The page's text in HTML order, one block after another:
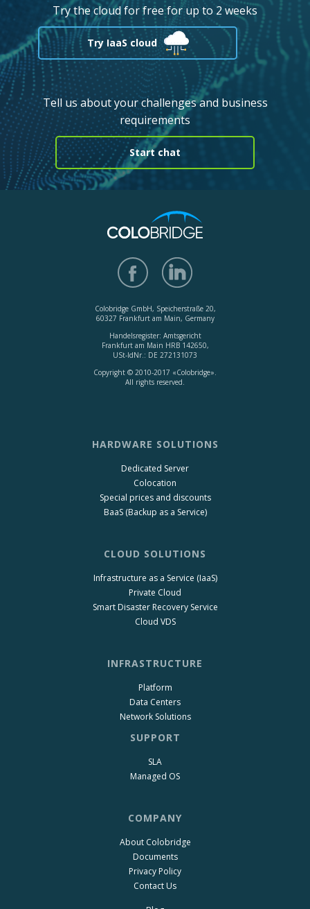
Try the cloud for free for up to 2 weeks
Try IaaS cloud
Tell us about your challenges and business
requirements
Start chat
Colobridge GmbH, Speicherstraße 20,
60327 Frankfurt am Main, Germany
Handelsregister: Amtsgericht
Frankfurt am Main HRB 142650,
USt-IdNr.: DE 272131073
Copyright © 2010-2017 «Colobridge».
All rights reserved.
HARDWARE SOLUTIONS
Dedicated Server
Colocation
Special prices and discounts
BaaS (Backup as a Service)
CLOUD SOLUTIONS
Infrastructure as a Service (IaaS)
Private Cloud
Smart Disaster Recovery Service
Cloud VDS
INFRASTRUCTURE
Platform
Data Centers
Network Solutions
SUPPORT
SLA
Managed OS
COMPANY
About Colobridge
Documents
Privacy Policy
Contact Us